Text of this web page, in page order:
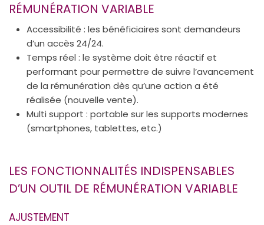
RÉMUNÉRATION VARIABLE
Accessibilité : les bénéficiaires sont demandeurs
d’un accès 24/24.
Temps réel : le système doit être réactif et
performant pour permettre de suivre l’avancement
de la rémunération dès qu’une action a été
réalisée (nouvelle vente).
Multi support : portable sur les supports modernes
(smartphones, tablettes, etc.)
LES FONCTIONNALITÉS INDISPENSABLES
D’UN OUTIL DE RÉMUNÉRATION VARIABLE
AJUSTEMENT